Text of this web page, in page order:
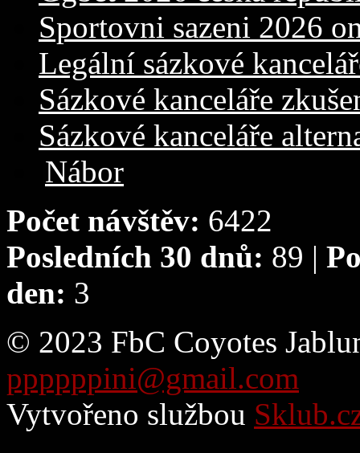
Sportovni sazeni 2026
Legální sázkové
Sázkové kanceláře
Sázkové kanceláře
Nábor
Počet návštěv: 6422
Posledních 30 dnů: 89 |
den: 3
© 2023 FbC Coyotes
ppppppini@gmail.com
Vytvořeno službou